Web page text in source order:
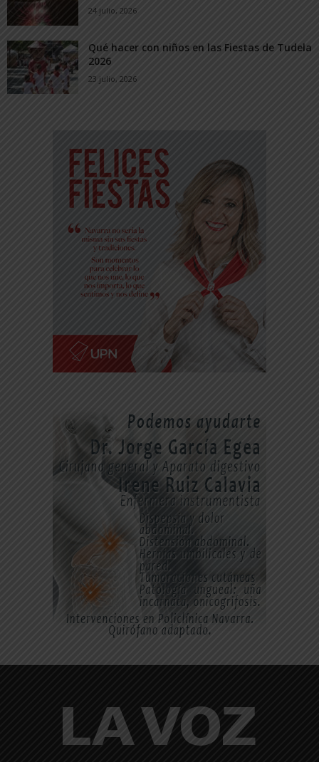
24 julio, 2026
Qué hacer con niños en las Fiestas de Tudela
2026
23 julio, 2026